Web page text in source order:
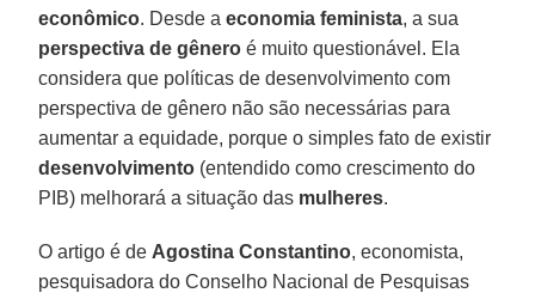
econômico. Desde aeconomia feminista, a sua
perspectiva de gênero é muito questionável. Ela
considera que políticas de desenvolvimento com
perspectiva de gênero não são necessárias para
aumentar a equidade, porque o simples fato de existir
desenvolvimento (entendido como crescimento do
PIB) melhorará a situação das mulheres.
O artigo é de Agostina Constantino, economista,
pesquisadora do Conselho Nacional de Pesquisas